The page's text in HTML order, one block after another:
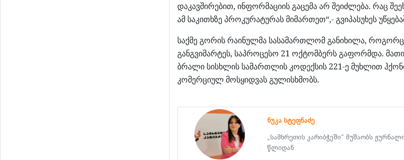
დაკავშირებით, ინფორმაციის გაცემა არ შეიძლება. რაც
ამ საკითხზე პროკურატურას მიმართეთ“,- გვიპასუხეს
საქმე გორის რაინულმა სასამართლომ განიხილა,
განგვიმარტეს, საპროცესო 21 ოქტომბერს გაფორმდა.
ბრალი სისხლის სამართლის კოდექსის 221-ე მუხლით
კომერციულ მოსყიდვას გულისხმობს.
ნუკა სტეფნაძე
„სამხრეთის კარიბჭეში“ მუშაობს
წლიდან